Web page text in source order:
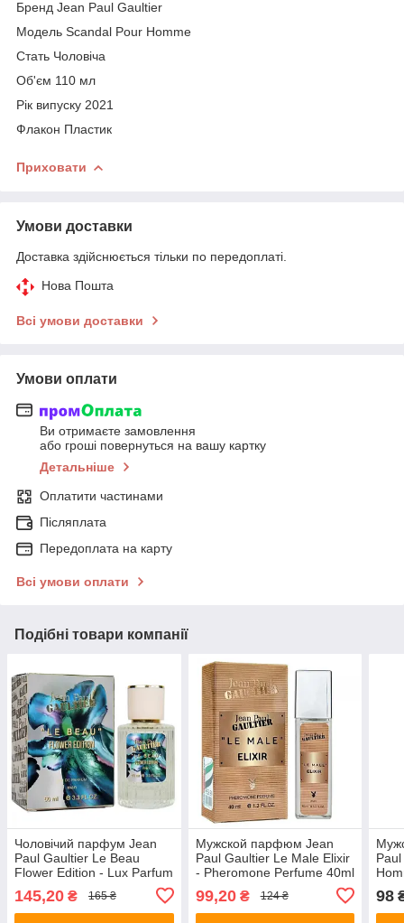
Бренд Jean Paul Gaultier
Модель Scandal Pour Homme
Стать Чоловіча
Об'єм 110 мл
Рік випуску 2021
Флакон Пластик
Приховати
Умови доставки
Доставка здійснюється тільки по передоплаті.
Нова Пошта
Всі умови доставки
Умови оплати
Ви отримаєте замовлення
або гроші повернуться на вашу картку
Детальніше
Оплатити частинами
Післяплата
Передоплата на карту
Всі умови оплати
Подібні товари компанії
Чоловічий парфум Jean
Paul Gaultier Le Beau
Flower Edition - Lux Parfum
145,20 ₴ 165 ₴
Мужской парфюм Jean
Paul Gaultier Le Male Elixir
- Pheromone Perfume 40ml
99,20₴ 124 ₴ 98